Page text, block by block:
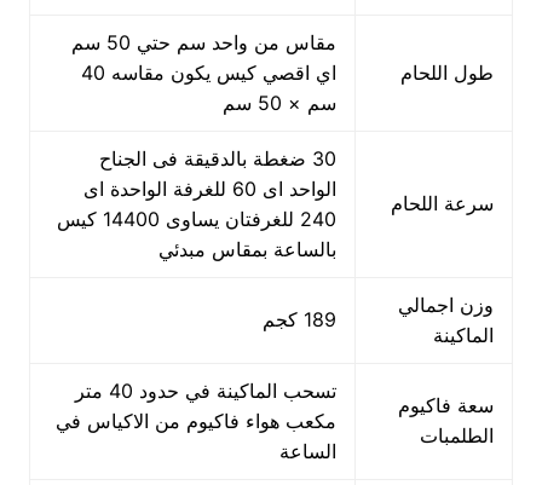
طول اللحام
مقاس من واحد سم حتي 50 سم
اي اقصي كيس يكون مقاسه 40
سم × 50 سم
سرعة اللحام
30 ضغطة بالدقيقة فى الجناح
الواحد اى 60 للغرفة الواحدة اى
240 للغرفتان يساوى 14400 كيس
بالساعة بمقاس مبدئي
وزن اجمالي
الماكينة
189 كجم
سعة فاكيوم
الطلمبات
تسحب الماكينة في حدود 40 متر
مكعب هواء فاكيوم من الاكياس في
الساعة